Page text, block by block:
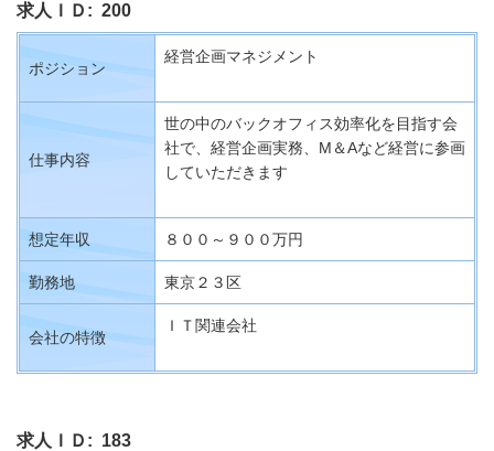
求人ＩＤ: 200
ポジション
経営企画マネジメント
仕事内容
世の中のバックオフィス効率化を目指す会
社で、経営企画実務、M＆Aなど経営に参画
していただきます
想定年収 ８００～９００万円
勤務地 東京２３区
会社の特徴
ＩＴ関連会社
求人ＩＤ: 183